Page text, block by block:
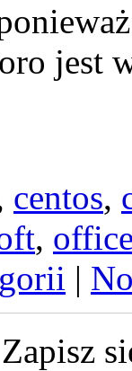
jest
centos,
,
|
Zapisz